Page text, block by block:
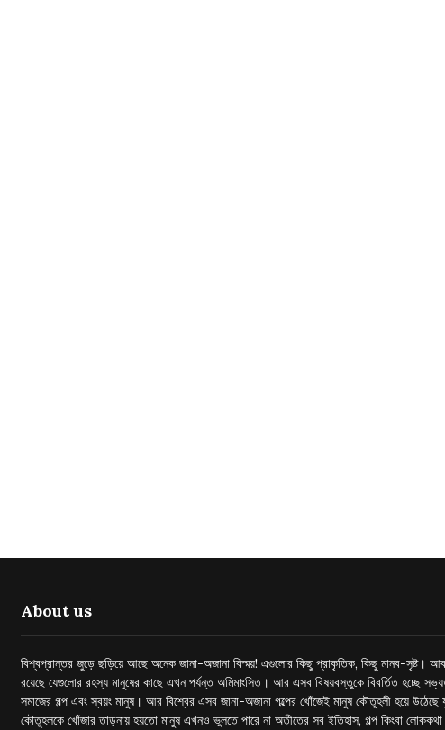
About us
বিশ্বপ্রান্তর জুড়ে ছড়িয়ে আছে অনেক জানা-অজানা বিস্ময়! এগুলোর কিছু প্রাকৃতিক, কিছু মানব-সৃষ্ট।
রয়েছে যেগুলোর রহস্য মানুষের কাছে এখন পর্যন্ত অমিমাংসিত। আর এসব বিষয়বস্তুকে বিবর্তিত হচ্ছে
সমাজের গল্প এবং স্বয়ং মানুষ। আর বিশ্বের এসব জানা-অজানা গল্পের খোঁজেই মানুষ কৌতূহলী হয়ে
কৌতূহলকে খোঁজার তাড়নায় হয়তো মানুষ এখনও ভুলতে পারে না অতীতের সব ইতিহাস, গল্প কিংবা